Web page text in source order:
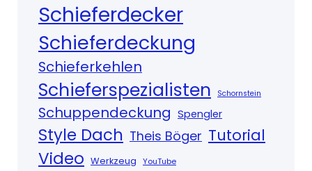
Schieferdecker
Schieferdeckung
Schieferkehlen
Schieferspezialisten Schornstein
Schuppendeckung Spengler
Style Dach Theis Böger Tutorial
Video Werkzeug YouTube